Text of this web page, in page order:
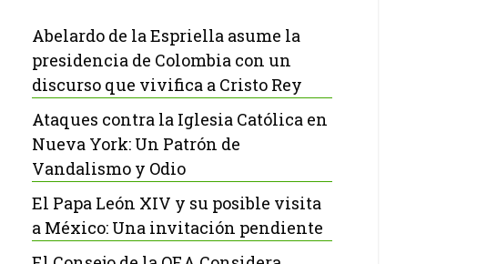
Abelardo de la Espriella asume la
presidencia de Colombia con un
discurso que vivifica a Cristo Rey
Ataques contra la Iglesia Católica en
Nueva York: Un Patrón de
Vandalismo y Odio
El Papa León XIV y su posible visita
a México: Una invitación pendiente